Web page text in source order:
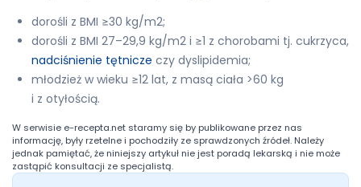
dorośli z BMI ≥30 kg/m2;
dorośli z BMI 27–29,9 kg/m2 i ≥1 z chorobami tj. cukrzyca,
nadciśnienie tętnicze czy dyslipidemia;
młodzież w wieku ≥12 lat, z masą ciała >60 kg
i z otyłością.
W serwisie e-recepta.net staramy się by publikowane przez nas
informację, były rzetelne i pochodziły ze sprawdzonych źródeł. Należy
jednak pamiętać, że niniejszy artykuł nie jest poradą lekarską i nie może
zastąpić konsultacji ze specjalistą.